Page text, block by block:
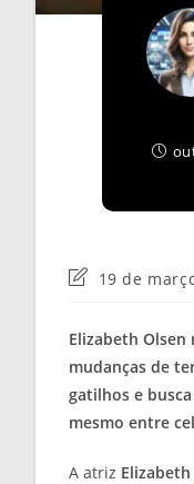
Última
post:
19 de
Elizabeth
mudanças de
gatilhos e
mesmo entre
A atriz Elizabeth